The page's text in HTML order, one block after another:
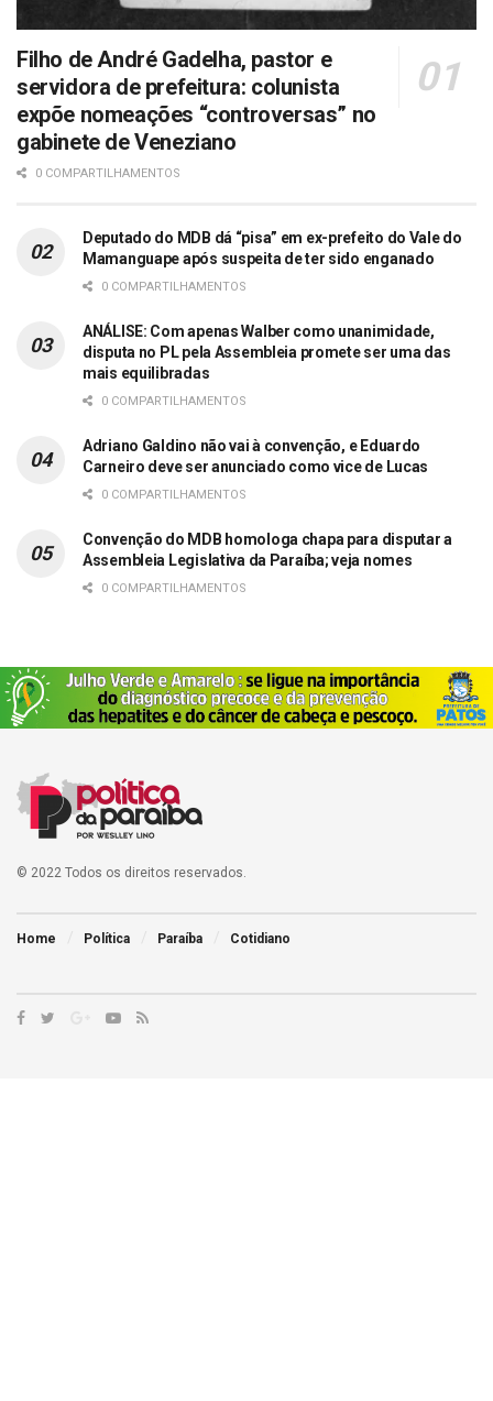
Filho de André Gadelha, pastor e
servidora de prefeitura: colunista
expõe nomeações “controversas” no
gabinete de Veneziano
0 COMPARTILHAMENTOS
Deputado do MDB dá “pisa” em ex-prefeito do Vale do
Mamanguape após suspeita de ter sido enganado
0 COMPARTILHAMENTOS
ANÁLISE: Com apenas Walber como unanimidade,
disputa no PL pela Assembleia promete ser uma das
mais equilibradas
0 COMPARTILHAMENTOS
Adriano Galdino não vai à convenção, e Eduardo
Carneiro deve ser anunciado como vice de Lucas
0 COMPARTILHAMENTOS
Convenção do MDB homologa chapa para disputar a
Assembleia Legislativa da Paraíba; veja nomes
0 COMPARTILHAMENTOS
© 2022 Todos os direitos reservados.
Home Política Paraíba Cotidiano